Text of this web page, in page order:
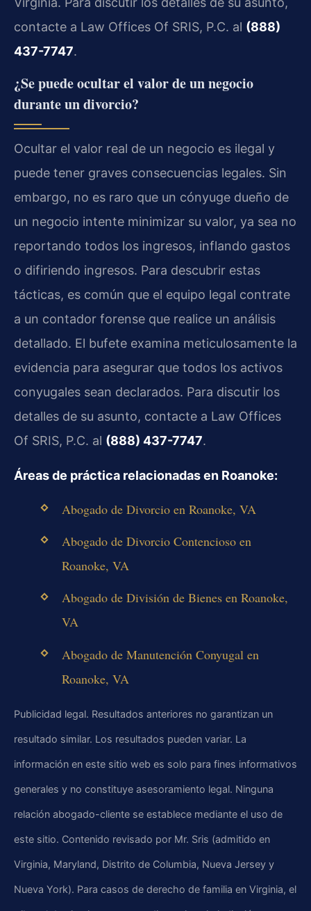
contacte a Law Offices Of SRIS, P.C. al (888)
437-7747.
¿Se puede ocultar el valor de un negocio
durante un divorcio?
Ocultar el valor real de un negocio es ilegal y
puede tener graves consecuencias legales. Sin
embargo, no es raro que un cónyuge dueño de
un negocio intente minimizar su valor, ya sea no
reportando todos los ingresos, inflando gastos
o difiriendo ingresos. Para descubrir estas
tácticas, es común que el equipo legal contrate
a un contador forense que realice un análisis
detallado. El bufete examina meticulosamente la
evidencia para asegurar que todos los activos
conyugales sean declarados. Para discutir los
detalles de su asunto, contacte a Law Offices
Of SRIS, P.C. al (888) 437-7747.
Áreas de práctica relacionadas en Roanoke:
Abogado de Divorcio en Roanoke, VA
Abogado de Divorcio Contencioso en
Roanoke, VA
Abogado de División de Bienes en Roanoke,
VA
Abogado de Manutención Conyugal en
Roanoke, VA
Publicidad legal. Resultados anteriores no garantizan un
resultado similar. Los resultados pueden variar. La
información en este sitio web es solo para fines informativos
generales y no constituye asesoramiento legal. Ninguna
relación abogado-cliente se establece mediante el uso de
este sitio. Contenido revisado por Mr. Sris (admitido en
Virginia, Maryland, Distrito de Columbia, Nueva Jersey y
Nueva York). Para casos de derecho de familia en Virginia, el